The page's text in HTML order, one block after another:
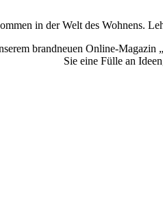
in der Welt des Wohnens.
brandneuen Online-
Sie eine Fülle an